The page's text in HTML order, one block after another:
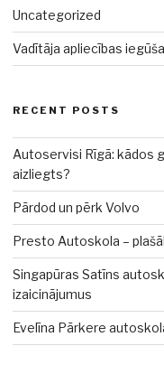
Uncategorized
Vadītāja apliecības
RECENT POSTS
Autoservisi Rīgā: kādos
aizliegts?
Pārdod un pērk Volvo
Presto Autoskola –
Singapūras Satīns
izaicinājumus
Evelīna Pārkere